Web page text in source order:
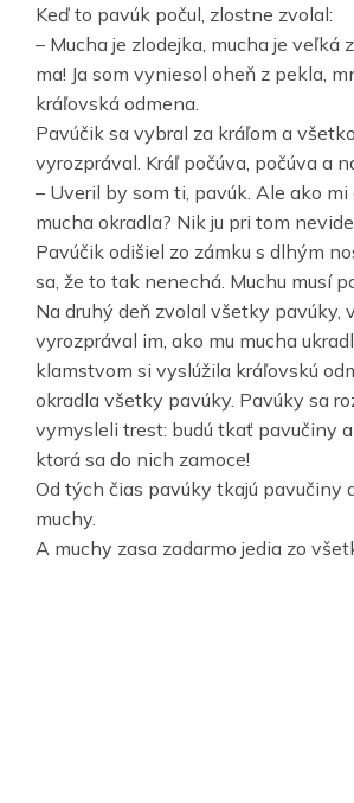
Keď to pavúk počul, zlostne zvolal:
– Mucha je zlodejka, mucha je veľká
ma! Ja som vyniesol oheň z pekla,
kráľovská odmena.
Pavúčik sa vybral za kráľom a
vyrozprával. Kráľ počúva, počúva a
– Uveril by som ti, pavúk. Ale ako mi
mucha okradla? Nik ju pri tom
Pavúčik odišiel zo zámku s dlhým
sa, že to tak nenechá. Muchu musí
Na druhý deň zvolal všetky pavúky,
vyrozprával im, ako mu mucha
klamstvom si vyslúžila kráľovskú
okradla všetky pavúky. Pavúky sa
vymysleli trest: budú tkať pavučiny a
ktorá sa do nich zamoce!
Od tých čias pavúky tkajú pavučiny
muchy.
A muchy zasa zadarmo jedia zo